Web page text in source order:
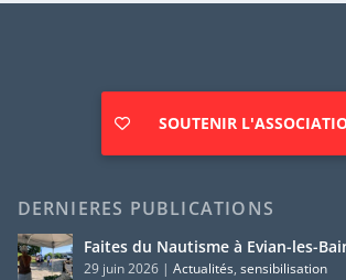
SOUTENIR
DERNIERES PUBLICATIONS
Faites du Nautisme à Evian-les-
29 juin 2026| Actualités, sensibilisation